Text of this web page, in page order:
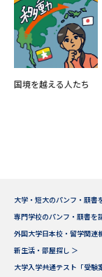
国境を越える人たち
大学・短大のパンフ・願書
専門学校のパンフ・願書を
外国大学日本校・留学関連
新生活・部屋探し ＞
大学入学共通テスト「受験